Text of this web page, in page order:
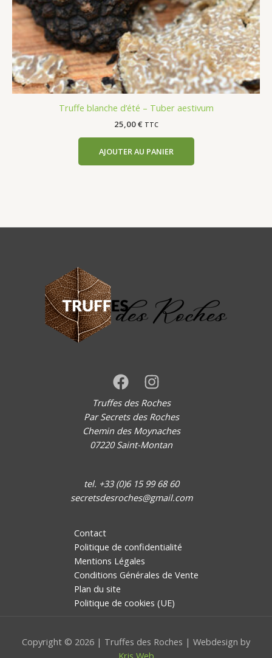
Truffe blanche d’été – Tuber aestivum
25,00€ TTC
AJOUTER AU PANIER
Truffes des Roches
Par Secrets des Roches
Chemin des Moynaches
07220 Saint-Montan
tel. +33 (0)6 15 99 68 60
secretsdesroches@gmail.com
Contact
Politique de confidentialité
Mentions Légales
Conditions Générales de Vente
Plan du site
Politique de cookies (UE)
Copyright © 2026 | Truffes des Roches | Webdesign by